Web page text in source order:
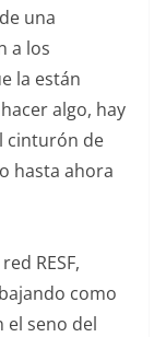
una
a los
la están
algo, hay
cinturón de
hasta ahora
RESF,
como
seno del